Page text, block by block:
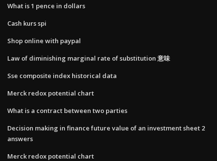
What is 1 pence in dollars
Cash kurs spi
Shop online with paypal
Law of diminishing marginal rate of substitution 意味
Sse composite index historical data
Merck redox potential chart
What is a contract between two parties
Decision making in finance future value of an investment sheet 2
answers
Merck redox potential chart